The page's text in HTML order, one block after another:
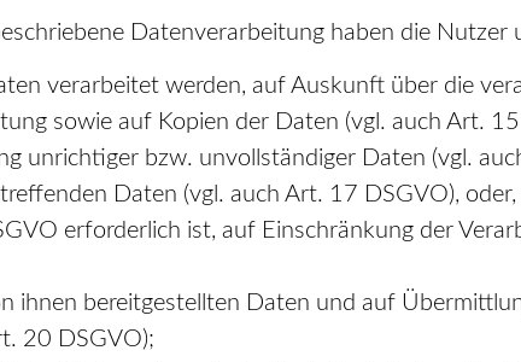
Datenverarbeitung haben die Nutzer
verarbeitet werden, auf Auskunft über die
sowie auf Kopien der Daten (vgl. auch Art.
unrichtiger bzw. unvollständiger Daten (vgl.
Daten (vgl. auch Art. 17 DSGVO),
erforderlich ist, auf Einschränkung der
ihnen bereitgestellten Daten und auf
20 DSGVO);